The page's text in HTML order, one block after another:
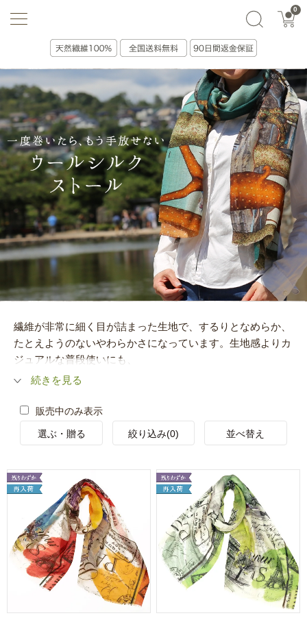
0
選ぶ・贈る 絞り込み(0) 並べ替え
繊維が非常に細く目が詰まった生地で、するりとなめらか、
たとえようのないやわらかさになっています。生地感よりカ
ジュアルな普段使いにも、
続きを見る
販売中のみ表示
選ぶ・贈る 絞り込み(0) 並べ替え